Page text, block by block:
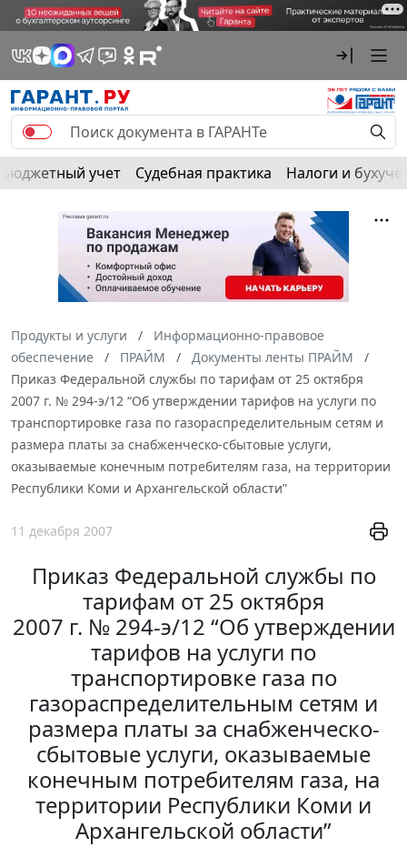
Бюджетный учет Судебная практика Налоги и
Продукты и услуги
Информационно-правовое
обеспечение
ПРАЙМ
Документы ленты ПРАЙМ
Приказ Федеральной службы по тарифам от 25 октября
2007 г. № 294-э/12 “Об утверждении тарифов на услуги по
транспортировке газа по газораспределительным сетям и
размера платы за снабженческо-сбытовые услуги,
оказываемые конечным потребителям газа, на территории
Республики Коми и Архангельской области”
11 декабря 2007
Приказ Федеральной службы по
тарифам от 25 октября
2007 г. № 294-э/12 “Об утверждении
тарифов на услуги по
транспортировке газа по
газораспределительным сетям и
размера платы за снабженческо-
сбытовые услуги, оказываемые
конечным потребителям газа, на
территории Республики Коми и
Архангельской области”